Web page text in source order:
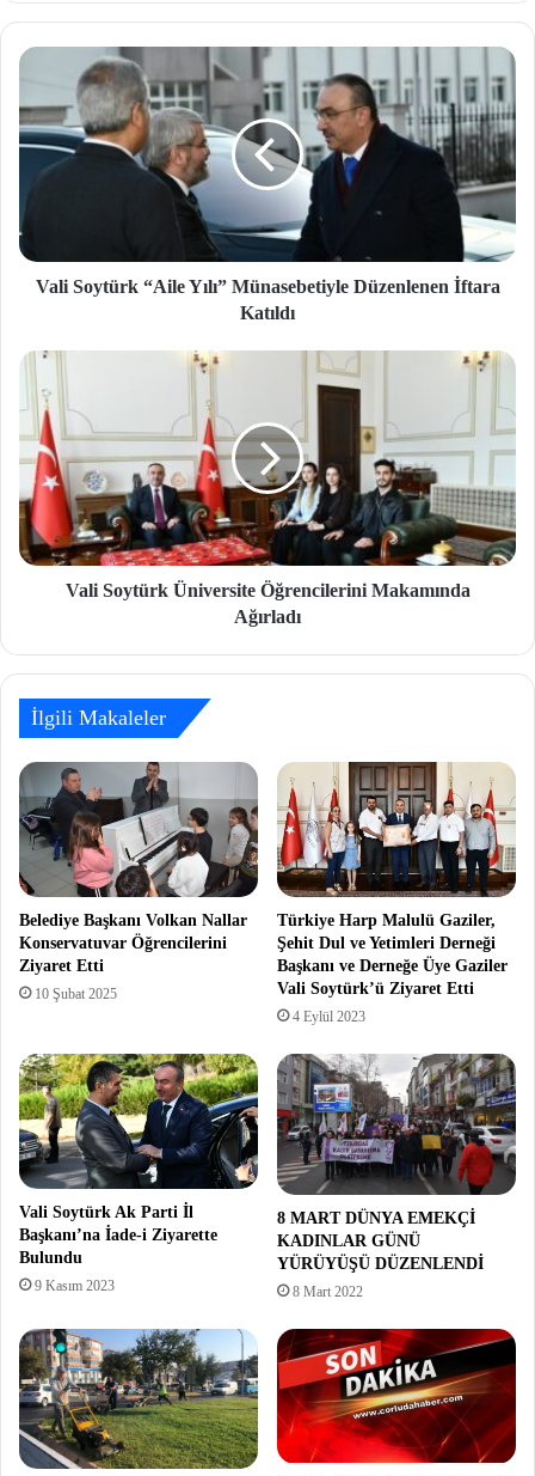
site
si
Vali Soytürk “Aile Yılı” Münasebetiyle Düzenlenen İftara
Katıldı
Vali Soytürk Üniversite Öğrencilerini Makamında
Ağırladı
İlgili Makaleler
Belediye Başkanı Volkan Nallar
Konservatuvar Öğrencilerini
Ziyaret Etti
10 Şubat 2025
Türkiye Harp Malulü Gaziler,
Şehit Dul ve Yetimleri Derneği
Başkanı ve Derneğe Üye Gaziler
Vali Soytürk’ü Ziyaret Etti
4 Eylül 2023
Vali Soytürk Ak Parti İl
Başkanı’na İade-i Ziyarette
Bulundu
9 Kasım 2023
8 MART DÜNYA EMEKÇİ
KADINLAR GÜNÜ
YÜRÜYÜŞÜ DÜZENLENDİ
8 Mart 2022